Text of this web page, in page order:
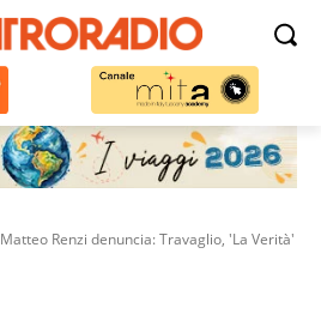
Matteo Renzi denuncia: Travaglio, 'La Verità'